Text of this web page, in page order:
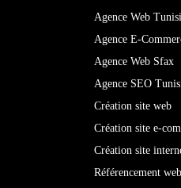
Agence Web
Agence E-
Agence Web Sfax
Agence SEO
Création site web
Création site e-
Création site
Référencement